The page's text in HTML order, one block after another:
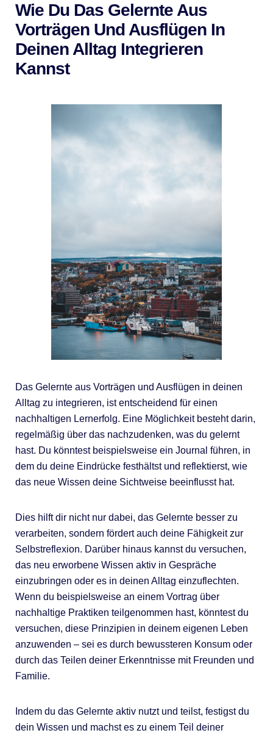
Wie Du Das Gelernte Aus
Vorträgen Und Ausflügen In
Deinen Alltag Integrieren
Kannst
Das Gelernte aus Vorträgen und Ausflügen in deinen
Alltag zu integrieren, ist entscheidend für einen
nachhaltigen Lernerfolg. Eine Möglichkeit besteht darin,
regelmäßig über das nachzudenken, was du gelernt
hast. Du könntest beispielsweise ein Journal führen, in
dem du deine Eindrücke festhältst und reflektierst, wie
das neue Wissen deine Sichtweise beeinflusst hat.
Dies hilft dir nicht nur dabei, das Gelernte besser zu
verarbeiten, sondern fördert auch deine Fähigkeit zur
Selbstreflexion. Darüber hinaus kannst du versuchen,
das neu erworbene Wissen aktiv in Gespräche
einzubringen oder es in deinen Alltag einzuflechten.
Wenn du beispielsweise an einem Vortrag über
nachhaltige Praktiken teilgenommen hast, könntest du
versuchen, diese Prinzipien in deinem eigenen Leben
anzuwenden – sei es durch bewussteren Konsum oder
durch das Teilen deiner Erkenntnisse mit Freunden und
Familie.
Indem du das Gelernte aktiv nutzt und teilst, festigst du
dein Wissen und machst es zu einem Teil deiner